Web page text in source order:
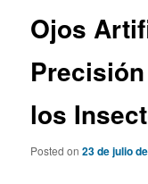
Ojos
los
Posted on23 de julio